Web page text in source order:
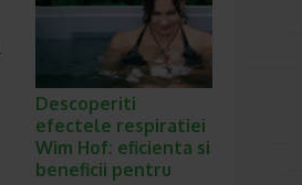
Descoperiti
efectele respiratiei
Wim Hof: eficienta si
beneficii pentru